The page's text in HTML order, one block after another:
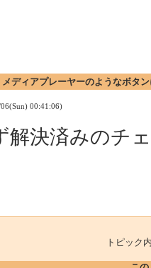
メディアプレーヤーのようなボタ
00:41:06)
解決済みのチ
トピッ